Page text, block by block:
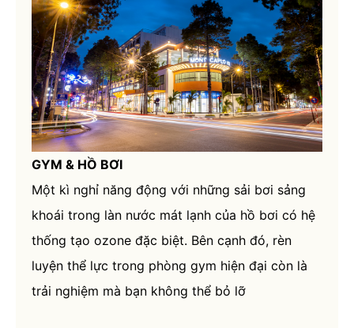
GYM & HỒ BƠI
Một kì nghỉ năng động với những sải bơi sảng
khoái trong làn nước mát lạnh của hồ bơi có hệ
thống tạo ozone đặc biệt. Bên cạnh đó, rèn
luyện thể lực trong phòng gym hiện đại còn là
trải nghiệm mà bạn không thể bỏ lỡ